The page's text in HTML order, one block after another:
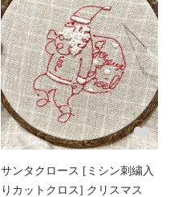
サンタクロース [ミシン刺繍入
りカットクロス] クリスマス